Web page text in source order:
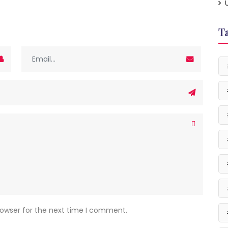
for the next time I comment.